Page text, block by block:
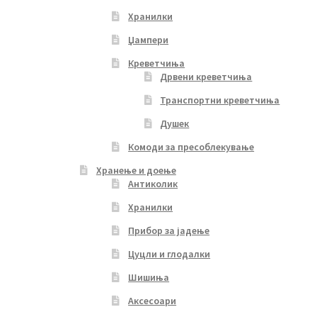
Хранилки
Џампери
Креветчиња
Дрвени креветчиња
Транспортни креветчиња
Душек
Комоди за пресоблекување
Хранење и доење
Антиколик
Хранилки
Прибор за јадење
Цуцли и глодалки
Шишиња
Аксесоари